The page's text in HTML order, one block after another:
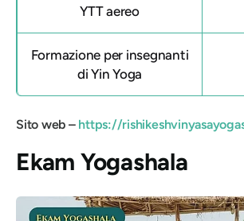
YTT aereo
Formazione per insegnanti
di Yin Yoga
Sito web – https://
Ekam Yogashala